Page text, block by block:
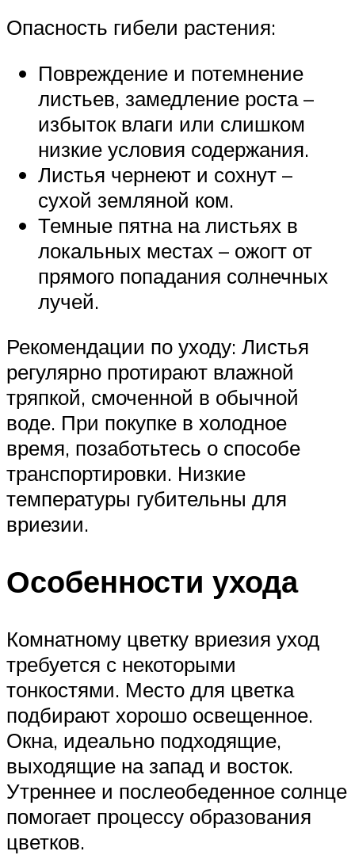
Опасность гибели растения:
Повреждение и потемнение
листьев, замедление роста –
избыток влаги или слишком
низкие условия содержания.
Листья чернеют и сохнут –
сухой земляной ком.
Темные пятна на листьях в
локальных местах – ожогт от
прямого попадания солнечных
лучей.
Рекомендации по уходу: Листья
регулярно протирают влажной
тряпкой, смоченной в обычной
воде. При покупке в холодное
время, позаботьтесь о способе
транспортировки. Низкие
температуры губительны для
вриезии.
Особенности ухода
Комнатному цветку вриезия уход
требуется с некоторыми
тонкостями. Место для цветка
подбирают хорошо освещенное.
Окна, идеально подходящие,
выходящие на запад и восток.
Утреннее и послеобеденное солнце
помогает процессу образования
цветков.